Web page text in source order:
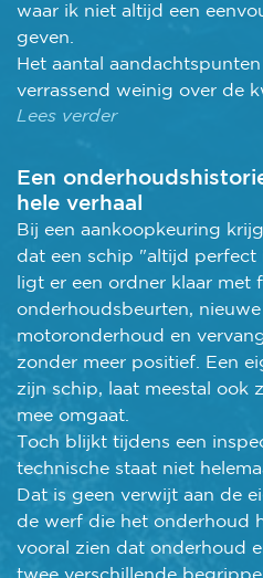
waar ik niet altijd een
geven.
Het aantal
verrassend weinig over de
Lees verder
Een
hele verhaal
Bij een aankoopkeuring
dat een schip "altijd perfect
ligt er een ordner klaar met
onderhoudsbeurten,
motoronderhoud en
zonder meer positief. Een
zijn schip, laat meestal ook
mee omgaat.
Toch blijkt tijdens een
technische staat niet
Dat is geen verwijt aan de
de werf die het onderhoud
vooral zien dat onderhoud
twee verschillende